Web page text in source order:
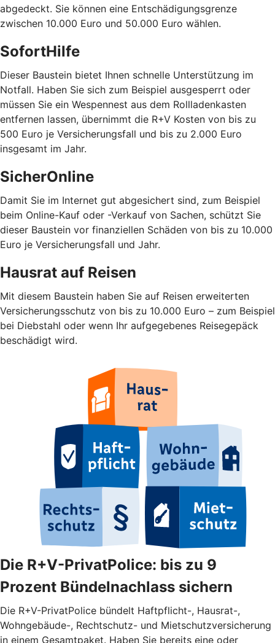
abgedeckt. Sie können eine Entschädigungsgrenze
zwischen 10.000 Euro und 50.000 Euro wählen.
SofortHilfe
Dieser Baustein bietet Ihnen schnelle Unterstützung im
Notfall. Haben Sie sich zum Beispiel ausgesperrt oder
müssen Sie ein Wespennest aus dem Rollladenkasten
entfernen lassen, übernimmt die R+V Kosten von bis zu
500 Euro je Versicherungsfall und bis zu 2.000 Euro
insgesamt im Jahr.
SicherOnline
Damit Sie im Internet gut abgesichert sind, zum Beispiel
beim Online-Kauf oder -Verkauf von Sachen, schützt Sie
dieser Baustein vor finanziellen Schäden von bis zu 10.000
Euro je Versicherungsfall und Jahr.
Hausrat auf Reisen
Mit diesem Baustein haben Sie auf Reisen erweiterten
Versicherungsschutz von bis zu 10.000 Euro – zum Beispiel
bei Diebstahl oder wenn Ihr aufgegebenes Reisegepäck
beschädigt wird.
Die R+V-PrivatPolice: bis zu 9
Prozent Bündelnachlass sichern
Die R+V-PrivatPolice bündelt Haftpflicht-, Hausrat-,
Wohngebäude-, Rechtschutz- und Mietschutzversicherung
in einem Gesamtpaket. Haben Sie bereits eine oder